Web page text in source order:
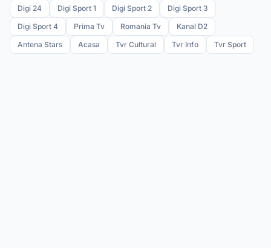
Digi 24
Digi Sport 1 Digi Sport 2
Digi Sport 3
Digi Sport 4
Prima Tv Romania Tv
Kanal D2
Antena Stars
Acasa Tvr Cultural Tvr Info Tvr Sport